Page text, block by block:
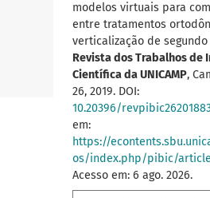
modelos virtuais para
entre tratamentos
verticalização de segundo
Revista dos Trabalhos de
Científica da UNICAMP,
26, 2019. DOI:
10.20396/
em:
https://
os/index.php/pibic/
Acesso em: 6 ago. 2026.